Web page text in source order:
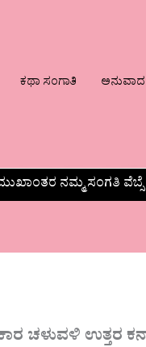
ಕಥಾ ಸಂಗಾತಿ
ನಮ್ಮ ಸಂಗತಿ
ಚಳುವಳಿ ಉತ್ತರ